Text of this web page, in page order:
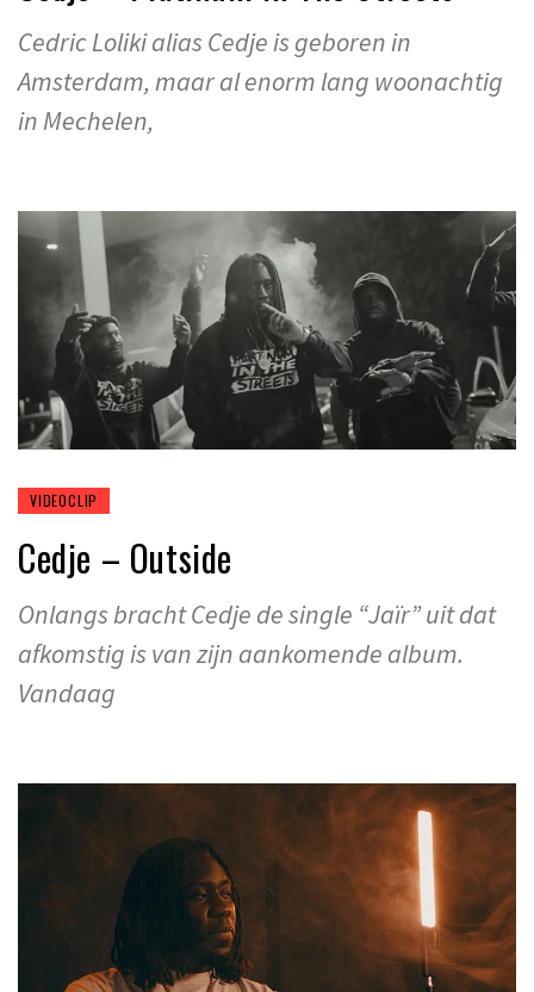
Cedric Loliki alias Cedje is geboren in
Amsterdam, maar al enorm lang woonachtig
in Mechelen,
VIDEOCLIP
Cedje – Outside
Onlangs bracht Cedje de single “Jaïr” uit dat
afkomstig is van zijn aankomende album.
Vandaag